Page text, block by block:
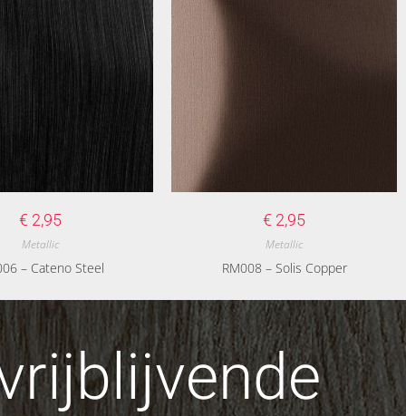
€ 2,95
Metallic
– Cateno Steel
€ 2,95
Metallic
RM008 – Solis Copper